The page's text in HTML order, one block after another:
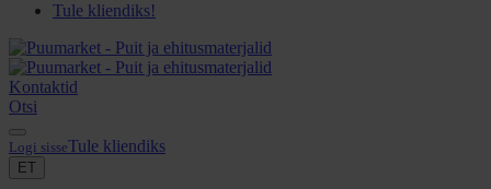
Tule kliendiks!
Kontaktid
Otsi
Logi sisseTule kliendiks
ET